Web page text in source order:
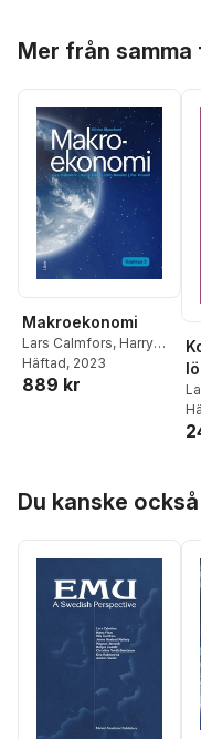
Mer från
Makroekonomi
Lars Calmfors, Harry
Flam,John Hassler
Krusell
Häftad, 2023
889 kr
Ek
Du kanske